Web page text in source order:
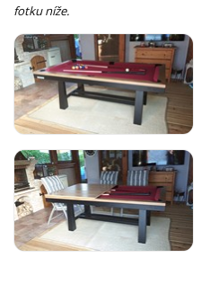
fotku níže.